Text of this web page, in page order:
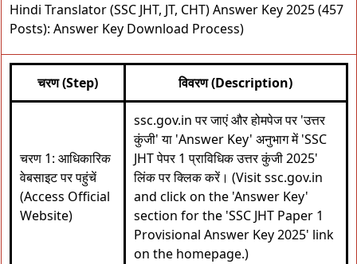
Hindi Translator (SSC JHT, JT, CHT) Answer Key 2025 (457
Posts): Answer Key Download Process)
चरण (Step) विवरण (Description)
चरण 1: आधिकारिक
वेबसाइट पर पहुंचें
(Access Official
Website)
ssc.gov.in पर जाएं और होमपेज पर 'उत्तर
कुंजी' या 'Answer Key' अनुभाग में 'SSC
JHT पेपर 1 प्राविधिक उत्तर कुंजी 2025'
लिंक पर क्लिक करें। (Visit ssc.gov.in
and click on the 'Answer Key'
section for the 'SSC JHT Paper 1
Provisional Answer Key 2025' link
on the homepage.)